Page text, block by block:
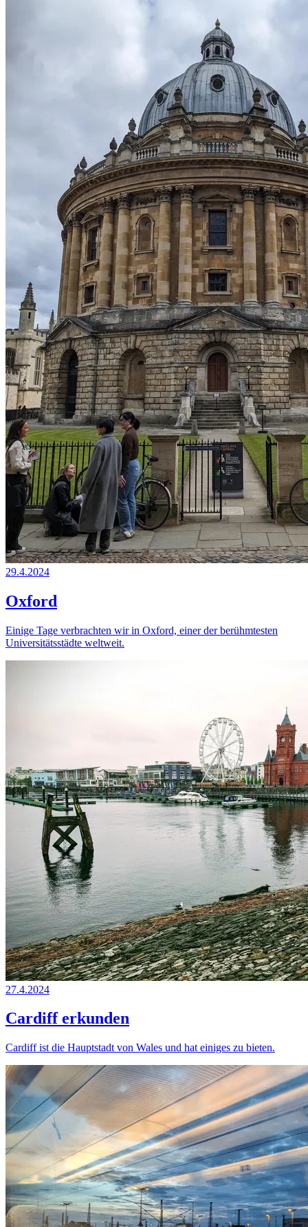
29.4.2024
Oxford
Einige Tage verbrachten wir in Oxford, einer der berühmtesten
Universitätsstädte weltweit.
27.4.2024
Cardiff erkunden
Cardiff ist die Hauptstadt von Wales und hat einiges zu bieten.